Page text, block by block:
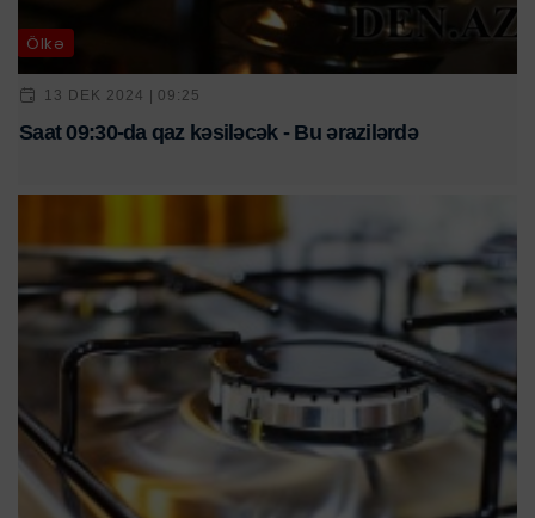
Ölkə
13 DEK 2024 | 09:25
Saat 09:30-da qaz kəsiləcək - Bu ərazilərdə